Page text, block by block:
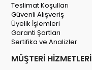
Teslimat Koşulları
Güvenli Alışveriş
Üyelik İşlemleri
Garanti Şartları
Sertifika ve Analizler
MÜŞTERİ HİZMETLERİ